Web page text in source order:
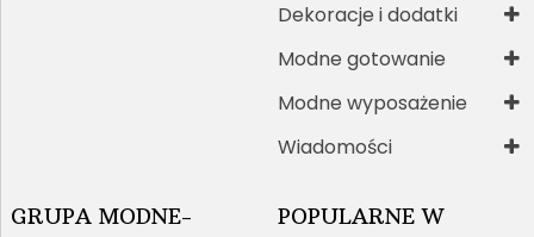
Dekoracje i dodatki
Modne gotowanie
Modne wyposażenie
Wiadomości
GRUPA MODNE-
POPULARNE W